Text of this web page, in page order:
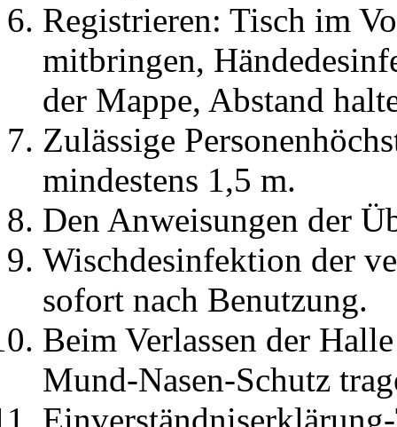
Registrieren: Tisch im
mitbringen,
der Mappe, Abstand
Zulässige
mindestens 1,5 m.
Den Anweisungen der
Wischdesinfektion der
sofort nach Benutzung.
Beim Verlassen der
Mund-Nasen-Schutz